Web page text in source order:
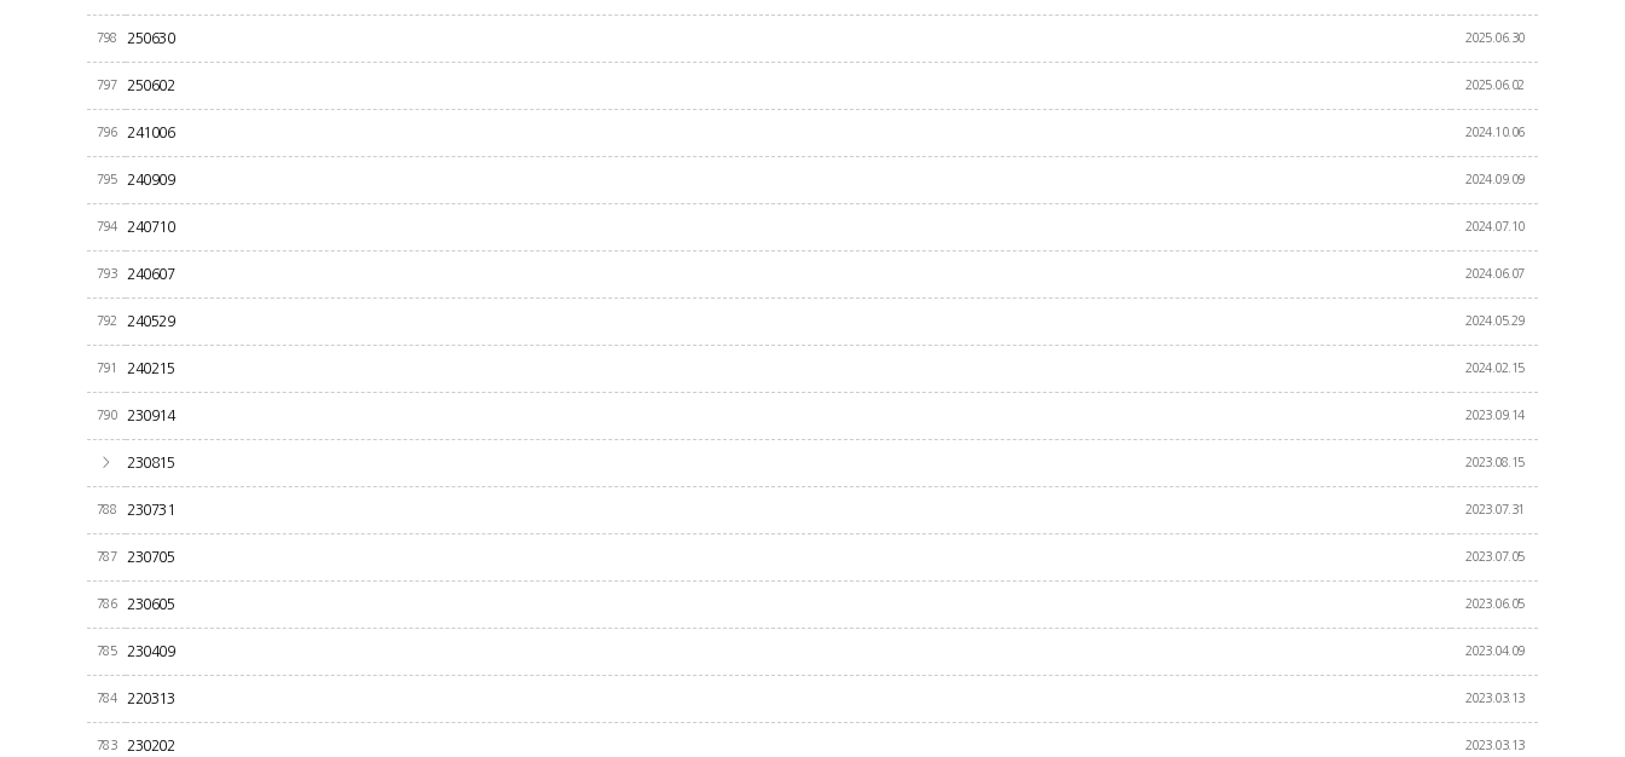
798 250630 2025.06.30
797 250602 2025.06.02
796 241006 2024.10.06
795 240909 2024.09.09
794 240710 2024.07.10
793 240607 2024.06.07
792 240529 2024.05.29
791 240215 2024.02.15
790 230914 2023.09.14
> 230815 2023.08.15
788 230731 2023.07.31
787 230705 2023.07.05
786 230605 2023.06.05
785 230409 2023.04.09
784 220313 2023.03.13
783 230202 2023.03.13